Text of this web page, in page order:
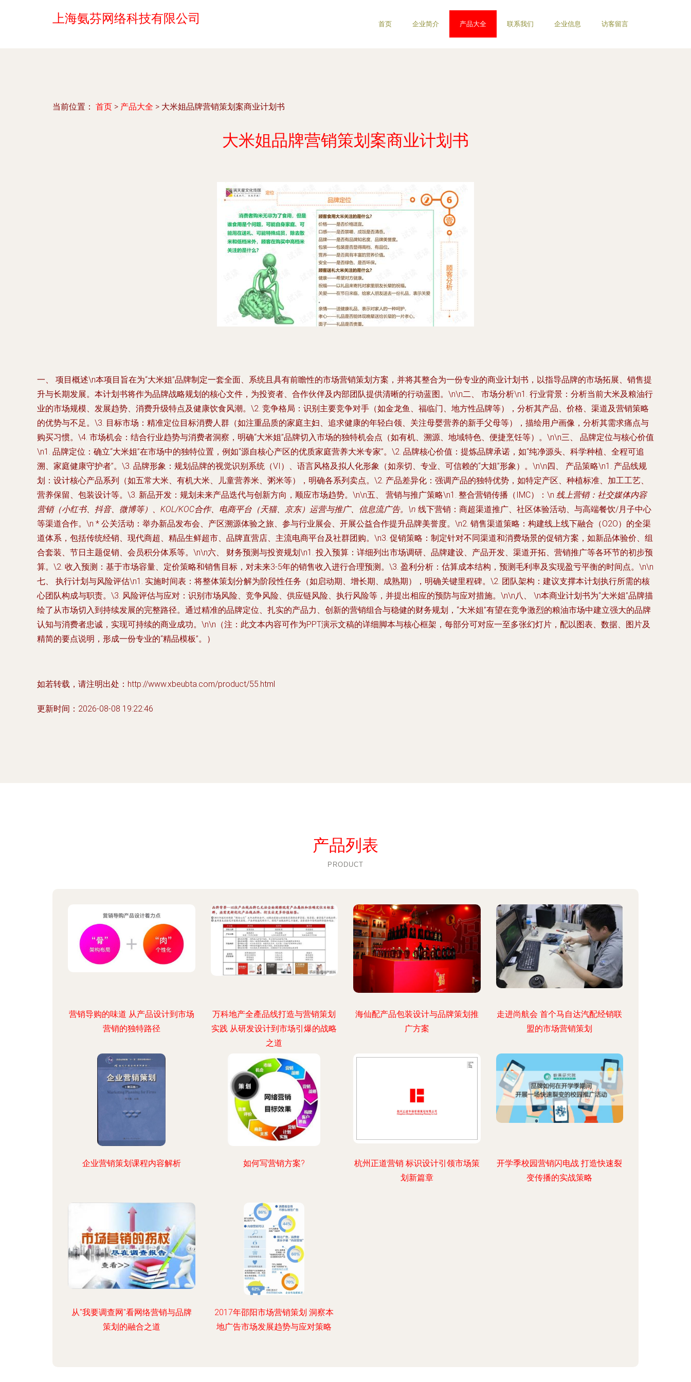
上海氨芬网络科技有限公司 首页 企业简介 产品大全 联系我们 企业信息 访客留言
当前位置： 首页 > 产品大全 > 大米姐品牌营销策划案商业计划书
大米姐品牌营销策划案商业计划书
一、 项目概述\n本项目旨在为“大米姐”品牌制定一套全面、系统且具有前瞻性的市场营销策划方案，并将其整合为一份专业的商业计划书，以指导品牌的市场拓展、销售提
升与长期发展。本计划书将作为品牌战略规划的核心文件，为投资者、合作伙伴及内部团队提供清晰的行动蓝图。\n\n二、 市场分析\n1. 行业背景：分析当前大米及粮油行
业的市场规模、发展趋势、消费升级特点及健康饮食风潮。\2. 竞争格局：识别主要竞争对手（如金龙鱼、福临门、地方性品牌等），分析其产品、价格、渠道及营销策略
的优势与不足。\3. 目标市场：精准定位目标消费人群（如注重品质的家庭主妇、追求健康的年轻白领、关注母婴营养的新手父母等），描绘用户画像，分析其需求痛点与
购买习惯。\4. 市场机会：结合行业趋势与消费者洞察，明确“大米姐”品牌切入市场的独特机会点（如有机、溯源、地域特色、便捷烹饪等）。\n\n三、 品牌定位与核心价值
\n1. 品牌定位：确立“大米姐”在市场中的独特位置，例如“源自核心产区的优质家庭营养大米专家”。\2. 品牌核心价值：提炼品牌承诺，如“纯净源头、科学种植、全程可追
溯、家庭健康守护者”。\3. 品牌形象：规划品牌的视觉识别系统（VI）、语言风格及拟人化形象（如亲切、专业、可信赖的“大姐”形象）。\n\n四、 产品策略\n1. 产品线规
划：设计核心产品系列（如五常大米、有机大米、儿童营养米、粥米等），明确各系列卖点。\2. 产品差异化：强调产品的独特优势，如特定产区、种植标准、加工工艺、
营养保留、包装设计等。\3. 新品开发：规划未来产品迭代与创新方向，顺应市场趋势。\n\n五、 营销与推广策略\n1. 整合营销传播（IMC）：\n 线上营销：社交媒体内容
营销（小红书、抖音、微博等）、KOL/KOC合作、电商平台（天猫、京东）运营与推广、信息流广告。\n 线下营销：商超渠道推广、社区体验活动、与高端餐饮/月子中心
等渠道合作。\n * 公关活动：举办新品发布会、产区溯源体验之旅、参与行业展会、开展公益合作提升品牌美誉度。\n2. 销售渠道策略：构建线上线下融合（O2O）的全渠
道体系，包括传统经销、现代商超、精品生鲜超市、品牌直营店、主流电商平台及社群团购。\n3. 促销策略：制定针对不同渠道和消费场景的促销方案，如新品体验价、组
合套装、节日主题促销、会员积分体系等。\n\n六、 财务预测与投资规划\n1. 投入预算：详细列出市场调研、品牌建设、产品开发、渠道开拓、营销推广等各环节的初步预
算。\2. 收入预测：基于市场容量、定价策略和销售目标，对未来3-5年的销售收入进行合理预测。\3. 盈利分析：估算成本结构，预测毛利率及实现盈亏平衡的时间点。\n\n
七、 执行计划与风险评估\n1. 实施时间表：将整体策划分解为阶段性任务（如启动期、增长期、成熟期），明确关键里程碑。\2. 团队架构：建议支撑本计划执行所需的核
心团队构成与职责。\3. 风险评估与应对：识别市场风险、竞争风险、供应链风险、执行风险等，并提出相应的预防与应对措施。\n\n八、 \n本商业计划书为“大米姐”品牌描
绘了从市场切入到持续发展的完整路径。通过精准的品牌定位、扎实的产品力、创新的营销组合与稳健的财务规划，“大米姐”有望在竞争激烈的粮油市场中建立强大的品牌
认知与消费者忠诚，实现可持续的商业成功。\n\n（注：此文本内容可作为PPT演示文稿的详细脚本与核心框架，每部分可对应一至多张幻灯片，配以图表、数据、图片及
精简的要点说明，形成一份专业的“精品模板”。）
如若转载，请注明出处：http://www.xbeubta.com/product/55.html
更新时间：2026-08-08 19:22:46
产品列表
PRODUCT
营销导购的味道 从产品设计到市场
营销的独特路径
万科地产全產品线打造与营销策划
实践 从研发设计到市场引爆的战略
之道
海仙配产品包装设计与品牌策划推
广方案
走进尚航会 首个马自达汽配经销联
盟的市场营销策划
企业营销策划课程内容解析 如何写营销方案?
杭州正道营销 标识设计引领市场策
划新篇章
开学季校园营销闪电战 打造快速裂
变传播的实战策略
从"我要调查网"看网络营销与品牌
策划的融合之道
2017年邵阳市场营销策划 洞察本
地广告市场发展趋势与应对策略